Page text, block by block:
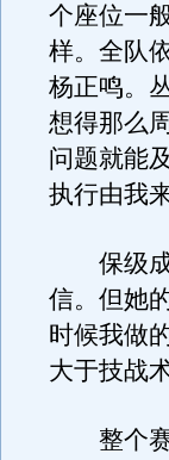
个座位一
样。全队
杨正鸣。
想得那么
问题就能
执行由我
保级成
信。但她
时候我做
大于技战
整个赛